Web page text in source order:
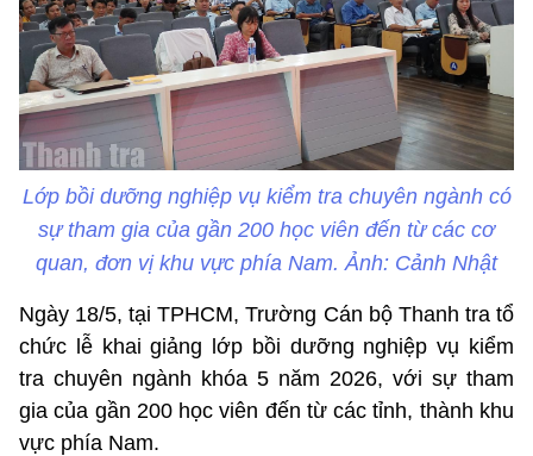
Lớp bồi dưỡng nghiệp vụ kiểm tra chuyên ngành có
sự tham gia của gần 200 học viên đến từ các cơ
quan, đơn vị khu vực phía Nam. Ảnh: Cảnh Nhật
Ngày 18/5, tại TPHCM, Trường Cán bộ Thanh tra tổ
chức lễ khai giảng lớp bồi dưỡng nghiệp vụ kiểm
tra chuyên ngành khóa 5 năm 2026, với sự tham
gia của gần 200 học viên đến từ các tỉnh, thành khu
vực phía Nam.